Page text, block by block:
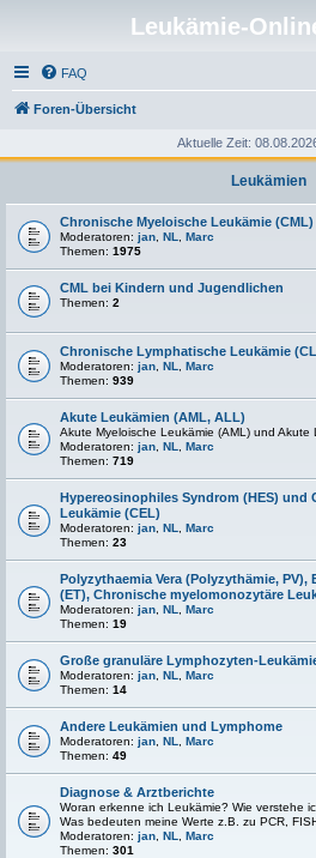
Leukämie-
FAQ
Foren-Übersicht
Aktuelle Zeit:
Leukämien
Chronische Myeloische Leukämie (CML)
Moderatoren: jan NL
Marc
Themen: 1975
CML bei Kindern und Jugendlichen
Themen: 2
Chronische Lymphatische Leukämie
Moderatoren: jan NL
Marc
Themen: 939
Akute Leukämien (AML, ALL)
Akute Myeloische Leukämie (AML) und
Moderatoren: jan NL
Marc
Themen: 719
Hypereosinophiles Syndrom (HES) und
Leukämie (CEL)
Moderatoren: jan NL
Marc
Themen: 23
Polyzythaemia Vera (Polyzythämie,
(ET), Chronische myelomonozytäre
Moderatoren: jan NL
Marc
Themen: 19
Große granuläre Lymphozyten-
Moderatoren: jan NL
Marc
Themen: 14
Andere Leukämien und Lymphome
Moderatoren: jan NL
Marc
Themen: 49
Diagnose & Arztberichte
Woran erkenne ich Leukämie? Wie verstehe
Was bedeuten meine Werte z.B. zu PCR,
Moderatoren: jan NL
Marc
Themen: 301